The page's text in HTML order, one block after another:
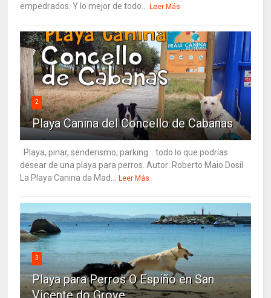
empedrados. Y lo mejor de todo...
Leer Más
2
Playa Canina del Concello de Cabanas
Playa, pinar, senderismo, parking... todo lo que podrías
desear de una playa para perros. Autor: Roberto Maio Dosil
La Playa Canina da Mad...
Leer Más
3
Playa para Perros O Espiño en San
Vicente do Grove